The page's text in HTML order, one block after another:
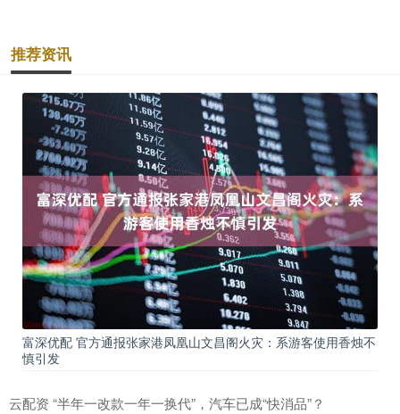
推荐资讯
富深优配 官方通报张家港凤凰山文昌阁火灾：系游客使用香烛不
慎引发
云配资 “半年一改款一年一换代”，汽车已成“快消品”？